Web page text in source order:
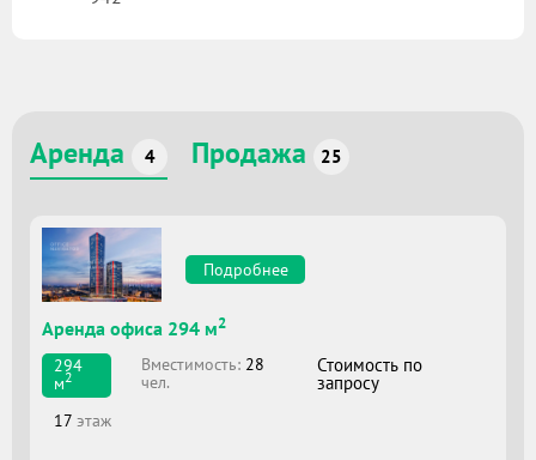
Аренда 4 Продажа 25
Подробнее
Аренда офиса 294 м2
294
м2
Вместимоcть: 28
чел.
Стоимость по
запросу
17 этаж